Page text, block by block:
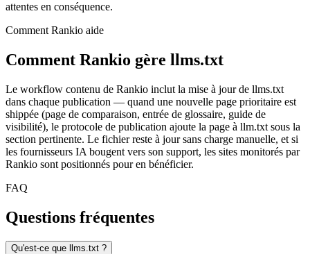
attentes en conséquence.
Comment Rankio aide
Comment Rankio gère llms.txt
Le workflow contenu de Rankio inclut la mise à jour de llms.txt
dans chaque publication — quand une nouvelle page prioritaire est
shippée (page de comparaison, entrée de glossaire, guide de
visibilité), le protocole de publication ajoute la page à llm.txt sous la
section pertinente. Le fichier reste à jour sans charge manuelle, et si
les fournisseurs IA bougent vers son support, les sites monitorés par
Rankio sont positionnés pour en bénéficier.
FAQ
Questions fréquentes
Qu'est-ce que llms.txt ?